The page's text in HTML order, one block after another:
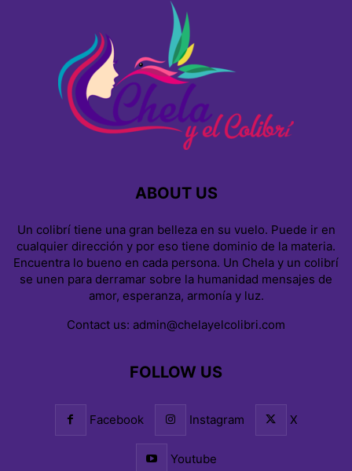
ABOUT US
Un colibrí tiene una gran belleza en su vuelo. Puede ir en
cualquier dirección y por eso tiene dominio de la materia.
Encuentra lo bueno en cada persona. Un Chela y un colibrí
se unen para derramar sobre la humanidad mensajes de
amor, esperanza, armonía y luz.
Contact us: admin@chelayelcolibri.com
FOLLOW US
Facebook Instagram X
Youtube